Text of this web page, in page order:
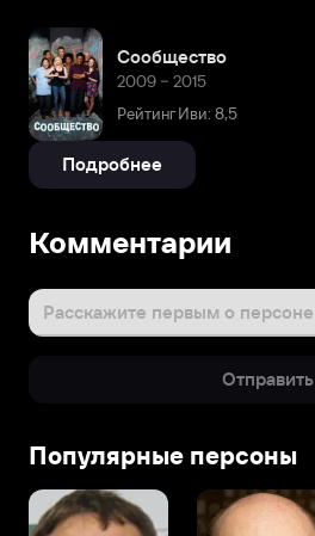
Сообщество
2009 – 2015
Рейтинг Иви: 8,5
Подробнее
Комментарии
Расскажите первым о персоне
Отправить
Популярные персоны